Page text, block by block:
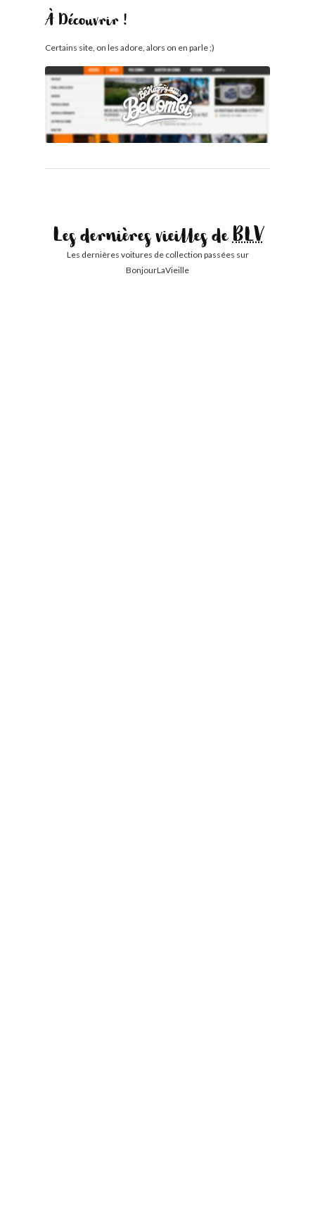
À Découvrir !
Certains site, on les adore, alors on en parle ;)
Les dernières vieilles deBLV
Les dernières voitures de collection passées sur
BonjourLaVieille